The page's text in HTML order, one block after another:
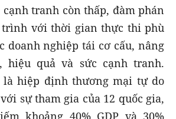
tranh còn thấp, đàm phán
với thời gian thực thi phù
doanh nghiệp tái cơ cấu, nâng
hiệu quả và sức cạnh tranh.
là hiệp định thương mại tự do
sự tham gia của 12 quốc gia,
khoảng 40% GDP và 30%